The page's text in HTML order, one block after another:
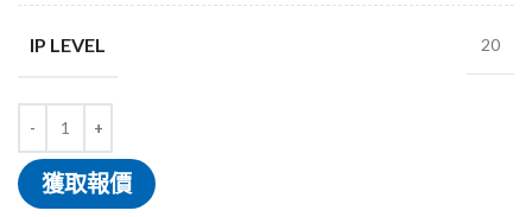
IP LEVEL 20
獲取報價